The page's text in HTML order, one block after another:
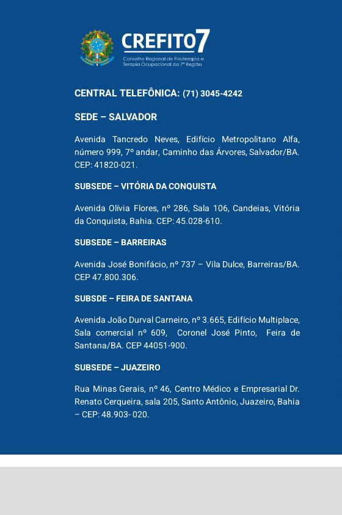
CENTRALTELEFÔNICA: (71) 3045-4242
SEDE – SALVADOR
Avenida Tancredo Neves, Edifício Metropolitano Alfa,
número 999, 7º andar, Caminho das Árvores, Salvador/BA.
CEP: 41820-021.
SUBSEDE – VITÓRIA DA CONQUISTA
Avenida Olívia Flores, nº 286, Sala 106, Candeias, Vitória
da Conquista, Bahia. CEP: 45.028-610.
SUBSEDE – BARREIRAS
Avenida José Bonifácio, nº 737 – Vila Dulce, Barreiras/BA.
CEP 47.800.306.
SUBSDE – FEIRA DE SANTANA
Avenida João Durval Carneiro, nº 3.665, Edifício Multiplace,
Sala comercial nº 609, Coronel José Pinto, Feira de
Santana/BA. CEP 44051-900.
SUBSEDE – JUAZEIRO
Rua Minas Gerais, nº 46, Centro Médico e Empresarial Dr.
Renato Cerqueira, sala 205, Santo Antônio, Juazeiro, Bahia
– CEP: 48.903- 020.